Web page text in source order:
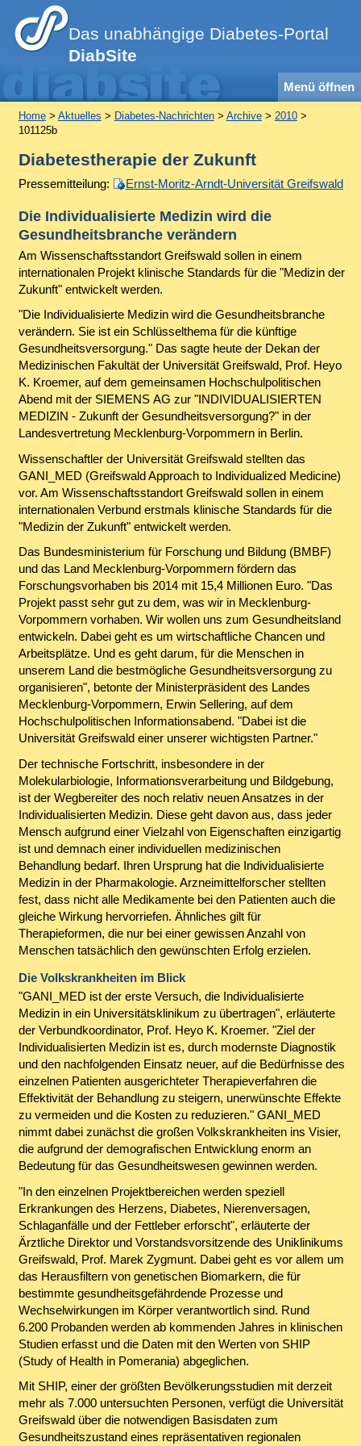
Das unabhängige Diabetes-Portal
DiabSite
Menü öffnen
Home> Aktuelles > Diabetes-Nachrichten> Archive> 2010>
101125b
Diabetestherapie der Zukunft
Pressemitteilung: Ernst-Moritz-Arndt-Universität Greifswald
Die Individualisierte Medizin wird die
Gesundheitsbranche verändern
Am Wissenschaftsstandort Greifswald sollen in einem
internationalen Projekt klinische Standards für die "Medizin der
Zukunft" entwickelt werden.
"Die Individualisierte Medizin wird die Gesundheitsbranche
verändern. Sie ist ein Schlüsselthema für die künftige
Gesundheitsversorgung." Das sagte heute der Dekan der
Medizinischen Fakultät der Universität Greifswald, Prof. Heyo
K. Kroemer, auf dem gemeinsamen Hochschulpolitischen
Abend mit der SIEMENS AG zur "INDIVIDUALISIERTEN
MEDIZIN - Zukunft der Gesundheitsversorgung?" in der
Landesvertretung Mecklenburg-Vorpommern in Berlin.
Wissenschaftler der Universität Greifswald stellten das
GANI_MED (Greifswald Approach to Individualized Medicine)
vor. Am Wissenschaftsstandort Greifswald sollen in einem
internationalen Verbund erstmals klinische Standards für die
"Medizin der Zukunft" entwickelt werden.
Das Bundesministerium für Forschung und Bildung (BMBF)
und das Land Mecklenburg-Vorpommern fördern das
Forschungsvorhaben bis 2014 mit 15,4 Millionen Euro. "Das
Projekt passt sehr gut zu dem, was wir in Mecklenburg-
Vorpommern vorhaben. Wir wollen uns zum Gesundheitsland
entwickeln. Dabei geht es um wirtschaftliche Chancen und
Arbeitsplätze. Und es geht darum, für die Menschen in
unserem Land die bestmögliche Gesundheitsversorgung zu
organisieren", betonte der Ministerpräsident des Landes
Mecklenburg-Vorpommern, Erwin Sellering, auf dem
Hochschulpolitischen Informationsabend. "Dabei ist die
Universität Greifswald einer unserer wichtigsten Partner."
Der technische Fortschritt, insbesondere in der
Molekularbiologie, Informationsverarbeitung und Bildgebung,
ist der Wegbereiter des noch relativ neuen Ansatzes in der
Individualisierten Medizin. Diese geht davon aus, dass jeder
Mensch aufgrund einer Vielzahl von Eigenschaften einzigartig
ist und demnach einer individuellen medizinischen
Behandlung bedarf. Ihren Ursprung hat die Individualisierte
Medizin in der Pharmakologie. Arzneimittelforscher stellten
fest, dass nicht alle Medikamente bei den Patienten auch die
gleiche Wirkung hervorriefen. Ähnliches gilt für
Therapieformen, die nur bei einer gewissen Anzahl von
Menschen tatsächlich den gewünschten Erfolg erzielen.
Die Volkskrankheiten im Blick
"GANI_MED ist der erste Versuch, die Individualisierte
Medizin in ein Universitätsklinikum zu übertragen", erläuterte
der Verbundkoordinator, Prof. Heyo K. Kroemer. "Ziel der
Individualisierten Medizin ist es, durch modernste Diagnostik
und den nachfolgenden Einsatz neuer, auf die Bedürfnisse des
einzelnen Patienten ausgerichteter Therapieverfahren die
Effektivität der Behandlung zu steigern, unerwünschte Effekte
zu vermeiden und die Kosten zu reduzieren." GANI_MED
nimmt dabei zunächst die großen Volkskrankheiten ins Visier,
die aufgrund der demografischen Entwicklung enorm an
Bedeutung für das Gesundheitswesen gewinnen werden.
"In den einzelnen Projektbereichen werden speziell
Erkrankungen des Herzens, Diabetes, Nierenversagen,
Schlaganfälle und der Fettleber erforscht", erläuterte der
Ärztliche Direktor und Vorstandsvorsitzende des Uniklinikums
Greifswald, Prof. Marek Zygmunt. Dabei geht es vor allem um
das Herausfiltern von genetischen Biomarkern, die für
bestimmte gesundheitsgefährdende Prozesse und
Wechselwirkungen im Körper verantwortlich sind. Rund
6.200 Probanden werden ab kommenden Jahres in klinischen
Studien erfasst und die Daten mit den Werten von SHIP
(Study of Health in Pomerania) abgeglichen.
Mit SHIP, einer der größten Bevölkerungsstudien mit derzeit
mehr als 7.000 untersuchten Personen, verfügt die Universität
Greifswald über die notwendigen Basisdaten zum
Gesundheitszustand eines repräsentativen regionalen